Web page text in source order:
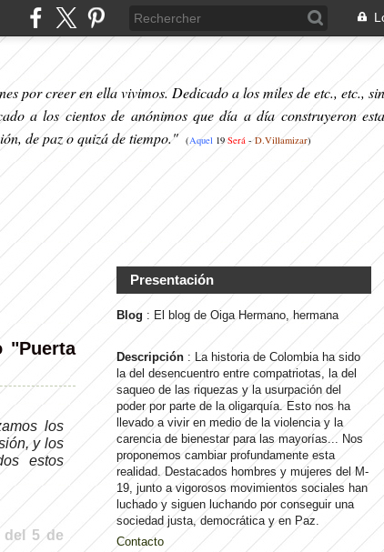
por creer en ella vivimos. Dedicado a los miles de etc., etc., sin
a los cientos de anónimos que día a día construyeron esta
de paz o quizá de tiempo." (Aquel 19 Será - D.Villamizar)
"Puerta
los
y los
estos
del 5 de
Presentación
Blog : El blog de Oiga Hermano, hermana
Descripción : La historia de Colombia ha sido
la del desencuentro entre compatriotas, la del
saqueo de las riquezas y la usurpación del
poder por parte de la oligarquía. Esto nos ha
llevado a vivir en medio de la violencia y la
carencia de bienestar para las mayorías... Nos
proponemos cambiar profundamente esta
realidad. Destacados hombres y mujeres del M-
19, junto a vigorosos movimientos sociales han
luchado y siguen luchando por conseguir una
sociedad justa, democrática y en Paz.
Contacto